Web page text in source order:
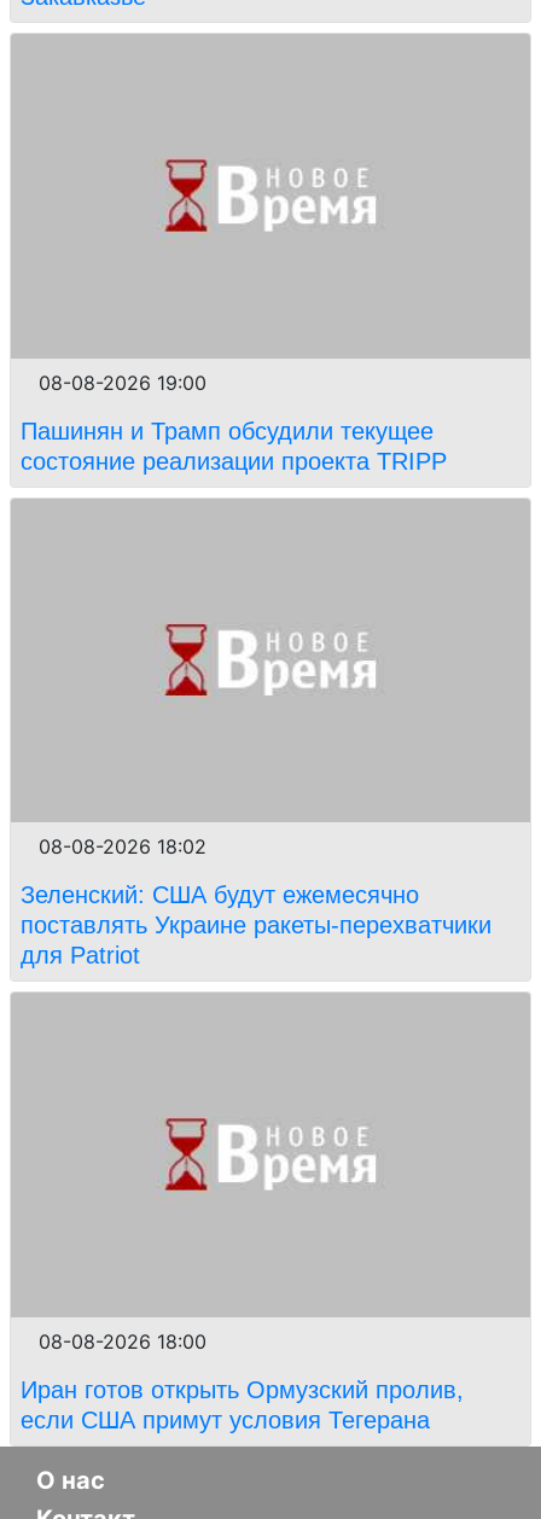
08-08-2026 19:00
Пашинян и Трамп обсудили текущее
состояние реализации проекта TRIPP
08-08-2026 18:02
Зеленский: США будут ежемесячно
поставлять Украине ракеты-перехватчики
для Patriot
08-08-2026 18:00
Иран готов открыть Ормузский пролив,
если США примут условия Тегерана
О нас